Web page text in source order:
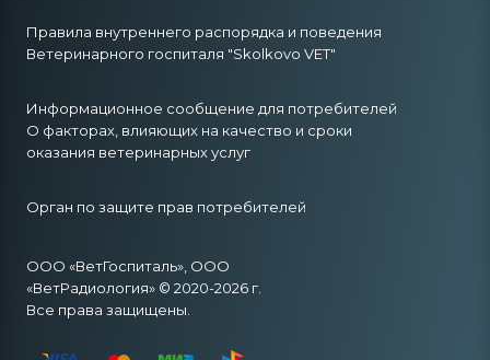
Правила внутреннего распорядка и поведения
Ветеринарного госпиталя "Skolkovo VET"
Информационное сообщение для потребителей
О факторах, влияющих на качество и сроки
оказания ветеринарных услуг
Орган по защите прав потребителей
ООО «ВетГоспиталь», ООО
«ВетРадиология» © 2020-2026 г.
Все права защищены.